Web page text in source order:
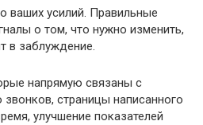
ваших усилий. Правильные
о том, что нужно изменить,
в заблуждение.
напрямую связаны с
звонков, страницы написанного
улучшение показателей